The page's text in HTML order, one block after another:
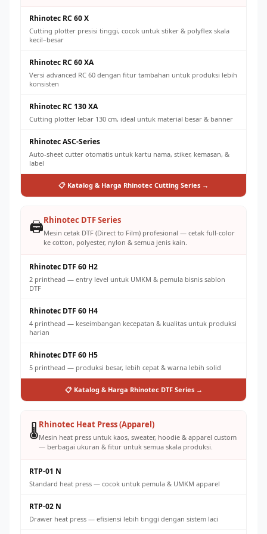
Rhinotec RC 60 X
Cutting plotter presisi tinggi, cocok untuk stiker & polyflex skala
kecil–besar
Rhinotec RC 60 XA
Versi advanced RC 60 dengan fitur tambahan untuk produksi lebih
konsisten
Rhinotec RC 130 XA
Cutting plotter lebar 130 cm, ideal untuk material besar & banner
Rhinotec ASC-Series
Auto-sheet cutter otomatis untuk kartu nama, stiker, kemasan, &
label
📋 Katalog & Harga Rhinotec Cutting Series →
🖨️Rhinotec DTF Series
Mesin cetak DTF (Direct to Film) profesional — cetak full-color
ke cotton, polyester, nylon & semua jenis kain.
Rhinotec DTF 60 H2
2 printhead — entry level untuk UMKM & pemula bisnis sablon
DTF
Rhinotec DTF 60 H4
4 printhead — keseimbangan kecepatan & kualitas untuk produksi
harian
Rhinotec DTF 60 H5
5 printhead — produksi besar, lebih cepat & warna lebih solid
📋 Katalog & Harga Rhinotec DTF Series →
🌡️Rhinotec Heat Press (Apparel)
Mesin heat press untuk kaos, sweater, hoodie & apparel custom
— berbagai ukuran & fitur untuk semua skala produksi.
RTP-01 N
Standard heat press — cocok untuk pemula & UMKM apparel
RTP-02 N
Drawer heat press — efisiensi lebih tinggi dengan sistem laci